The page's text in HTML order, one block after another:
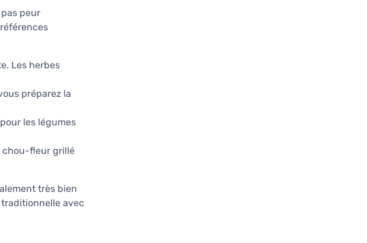
peur
Les herbes
préparez la
les légumes
chou-fleur grillé
très bien
avec